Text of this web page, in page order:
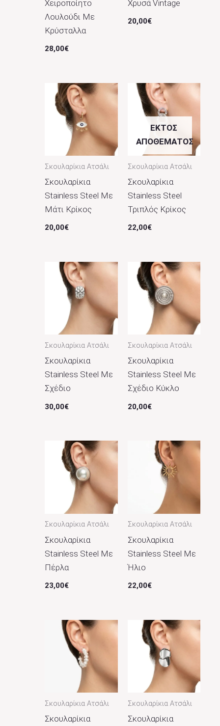
Χειροποίητο
Λουλούδι Με
Κρύσταλλα
28,00€
Χρυσά Vintage
20,00€
Σκουλαρίκια Ατσάλι
Σκουλαρίκια
Stainless Steel Με
Μάτι Κρίκος
20,00€
ΕΚΤΌΣ
ΑΠΟΘΈΜΑΤΟΣ
Σκουλαρίκια Ατσάλι
Σκουλαρίκια
Stainless Steel
Τριπλός Κρίκος
22,00€
Σκουλαρίκια Ατσάλι
Σκουλαρίκια
Stainless Steel Με
Σχέδιο
30,00€
Σκουλαρίκια Ατσάλι
Σκουλαρίκια
Stainless Steel Με
Σχέδιο Κύκλο
20,00€
Σκουλαρίκια Ατσάλι
Σκουλαρίκια
Stainless Steel Με
Πέρλα
23,00€
Σκουλαρίκια Ατσάλι
Σκουλαρίκια
Stainless Steel Με
Ήλιο
22,00€
Σκουλαρίκια Ατσάλι
Σκουλαρίκια
Σκουλαρίκια Ατσάλι
Σκουλαρίκια